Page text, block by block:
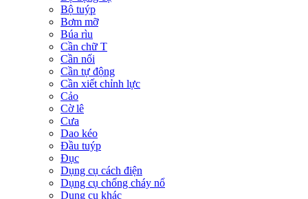
Bộ tuýp
Bơm mỡ
Búa rìu
Cần chữ T
Cần nối
Cần tự động
Cần xiết chỉnh lực
Cảo
Cờ lê
Cưa
Dao kéo
Đầu tuýp
Đục
Dụng cụ cách điện
Dụng cụ chống cháy nổ
Dụng cụ khác